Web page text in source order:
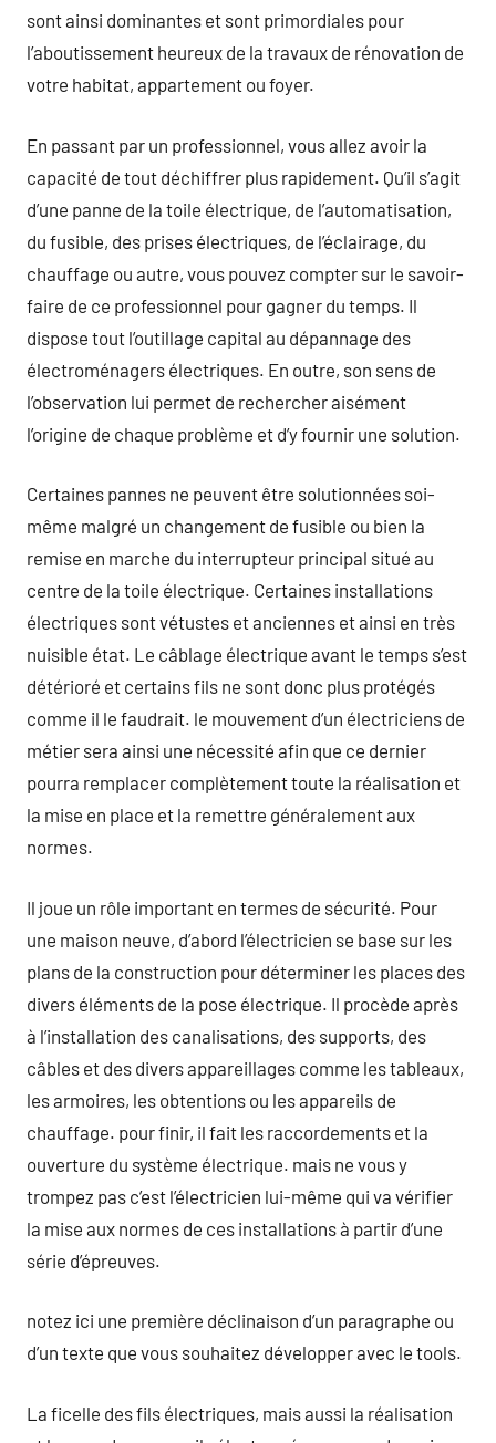
sont ainsi dominantes et sont primordiales pour
l’aboutissement heureux de la travaux de rénovation de
votre habitat, appartement ou foyer.
En passant par un professionnel, vous allez avoir la
capacité de tout déchiffrer plus rapidement. Qu’il s’agit
d’une panne de la toile électrique, de l’automatisation,
du fusible, des prises électriques, de l’éclairage, du
chauffage ou autre, vous pouvez compter sur le savoir-
faire de ce professionnel pour gagner du temps. Il
dispose tout l’outillage capital au dépannage des
électroménagers électriques. En outre, son sens de
l’observation lui permet de rechercher aisément
l’origine de chaque problème et d’y fournir une solution.
Certaines pannes ne peuvent être solutionnées soi-
même malgré un changement de fusible ou bien la
remise en marche du interrupteur principal situé au
centre de la toile électrique. Certaines installations
électriques sont vétustes et anciennes et ainsi en très
nuisible état. Le câblage électrique avant le temps s’est
détérioré et certains fils ne sont donc plus protégés
comme il le faudrait. le mouvement d’un électriciens de
métier sera ainsi une nécessité afin que ce dernier
pourra remplacer complètement toute la réalisation et
la mise en place et la remettre généralement aux
normes.
Il joue un rôle important en termes de sécurité. Pour
une maison neuve, d’abord l’électricien se base sur les
plans de la construction pour déterminer les places des
divers éléments de la pose électrique. Il procède après
à l’installation des canalisations, des supports, des
câbles et des divers appareillages comme les tableaux,
les armoires, les obtentions ou les appareils de
chauffage. pour finir, il fait les raccordements et la
ouverture du système électrique. mais ne vous y
trompez pas c’est l’électricien lui-même qui va vérifier
la mise aux normes de ces installations à partir d’une
série d’épreuves.
notez ici une première déclinaison d’un paragraphe ou
d’un texte que vous souhaitez développer avec le tools.
La ficelle des fils électriques, mais aussi la réalisation